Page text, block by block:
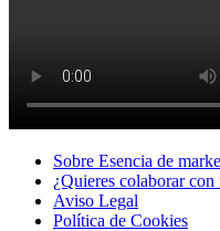
Sobre Esencia de
¿Quieres colaborar con
Aviso Legal
Polí­tica de Cookies